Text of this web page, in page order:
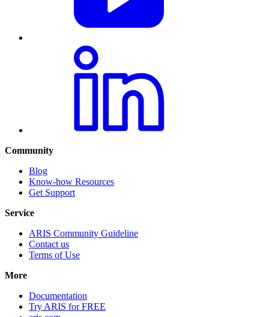
Community
Blog
Know-how Resources
Get Support
Service
ARIS Community Guideline
Contact us
Terms of Use
More
Documentation
Try ARIS for FREE